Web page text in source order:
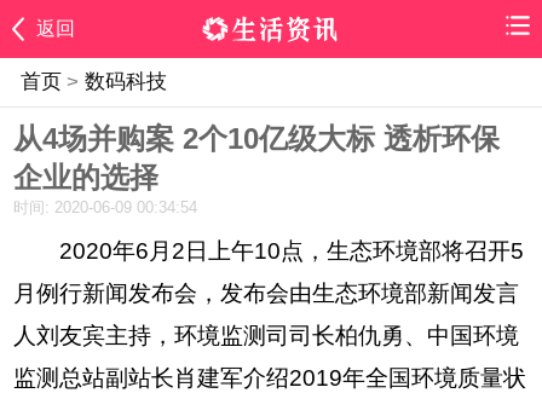
返回
首页 > 数码科技
从4场并购案 2个10亿级大标 透析环保
企业的选择
时间: 2020-06-09 00:34:54
2020年6月2日上午10点，生态环境部将召开5
月例行新闻发布会，发布会由生态环境部新闻发言
人刘友宾主持，环境监测司司长柏仇勇、中国环境
监测总站副站长肖建军介绍2019年全国环境质量状